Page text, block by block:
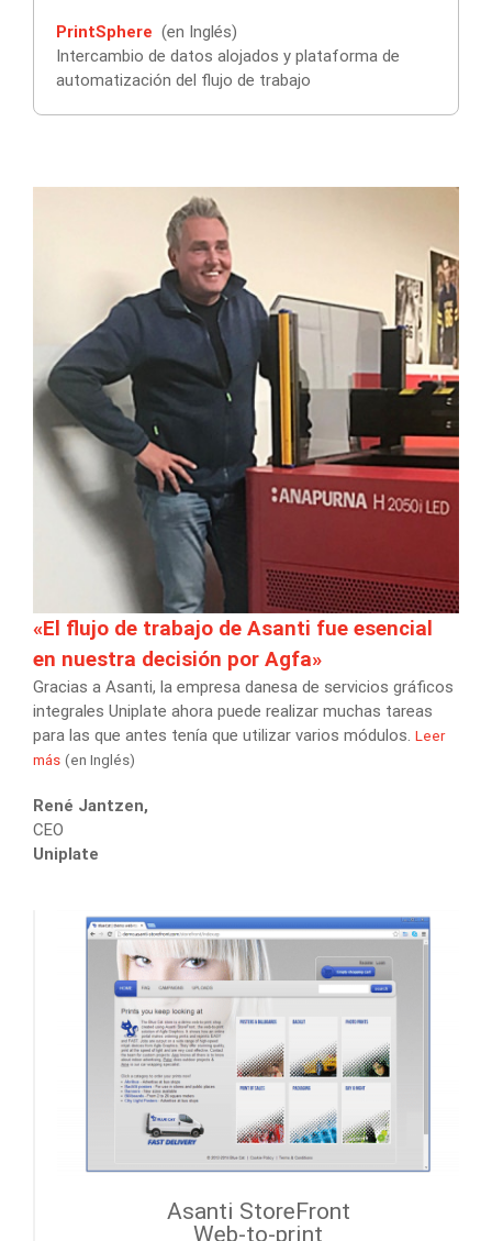
PrintSphere (en Inglés)
Intercambio de datos alojados y plataforma de
automatización del flujo de trabajo
«El flujo de trabajo de Asanti fue esencial
en nuestra decisión por Agfa»
Gracias a Asanti, la empresa danesa de servicios gráficos
integrales Uniplate ahora puede realizar muchas tareas
para las que antes tenía que utilizar varios módulos. Leer
más (en Inglés)
René Jantzen,
CEO
Uniplate
Asanti StoreFront
Web-to-print